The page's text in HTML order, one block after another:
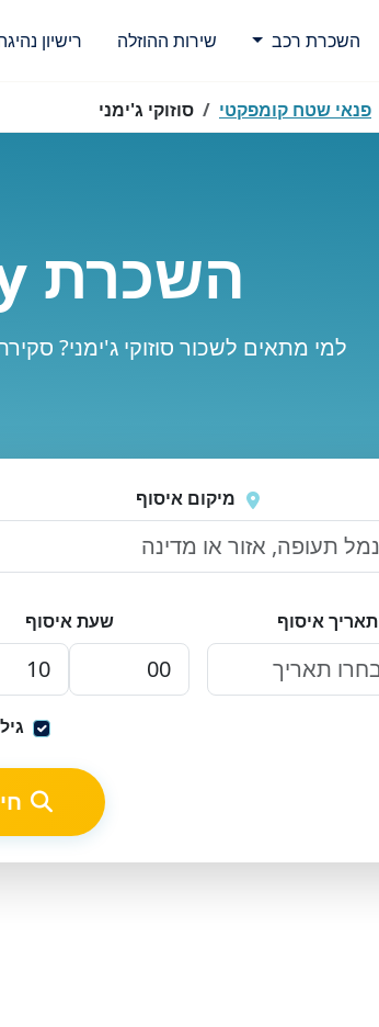
השכרת רכב שירות ההוזלה רישיון
פנאי שטח קומפקטי סוזוקי ג'ימני
השכרת Suzuki Jimny
למי מתאים לשכור סוזוקי ג'ימני?
מיקום איסוף
תאריך איסוף שעת איסוף